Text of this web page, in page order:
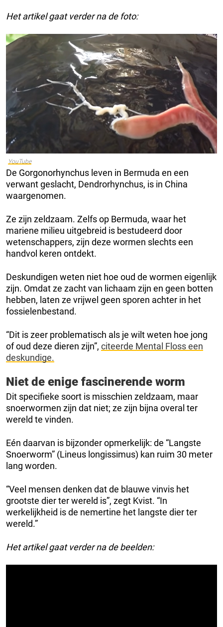
Het artikel gaat verder na de foto:
YouTube
De Gorgonorhynchus leven in Bermuda en een
verwant geslacht, Dendrorhynchus, is in China
waargenomen.
Ze zijn zeldzaam. Zelfs op Bermuda, waar het
mariene milieu uitgebreid is bestudeerd door
wetenschappers, zijn deze wormen slechts een
handvol keren ontdekt.
Deskundigen weten niet hoe oud de wormen eigenlijk
zijn. Omdat ze zacht van lichaam zijn en geen botten
hebben, laten ze vrijwel geen sporen achter in het
fossielenbestand.
“Dit is zeer problematisch als je wilt weten hoe jong
of oud deze dieren zijn”, citeerde Mental Floss een
deskundige.
Niet de enige fascinerende worm
Dit specifieke soort is misschien zeldzaam, maar
snoerwormen zijn dat niet; ze zijn bijna overal ter
wereld te vinden.
Eén daarvan is bijzonder opmerkelijk: de “Langste
Snoerworm” (Lineus longissimus) kan ruim 30 meter
lang worden.
“Veel mensen denken dat de blauwe vinvis het
grootste dier ter wereld is”, zegt Kvist. “In
werkelijkheid is de nemertine het langste dier ter
wereld.”
Het artikel gaat verder na de beelden: